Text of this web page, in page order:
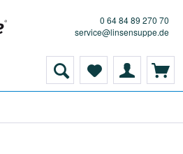
0 64 84 89 270 70
service@linsensuppe.de